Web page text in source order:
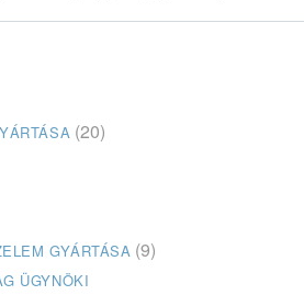
(20)
GYÁRTÁSA (9)
ÜGYNÖKI